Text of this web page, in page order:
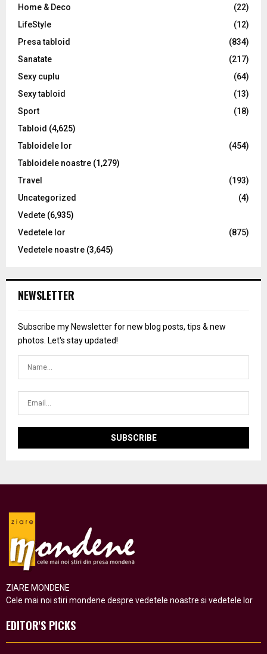
Home & Deco
(22)
LifeStyle
(12)
Presa tabloid
(834)
Sanatate
(217)
Sexy cuplu
(64)
Sexy tabloid
(13)
Sport
(18)
Tabloid (4,625)
Tabloidele lor
(454)
Tabloidele noastre (1,279)
Travel
(193)
Uncategorized
(4)
Vedete (6,935)
Vedetele lor
(875)
Vedetele noastre (3,645)
NEWSLETTER
Subscribe my Newsletter for new blog posts, tips & new
photos. Let's stay updated!
ZIARE MONDENE
Cele mai noi stiri mondene despre vedetele noastre si vedetele lor
EDITOR'S PICKS